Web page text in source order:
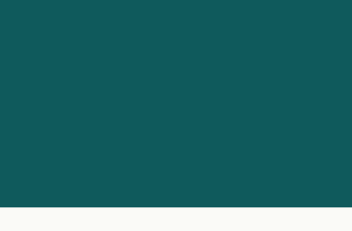
Ελλάδα Belgique (FR)